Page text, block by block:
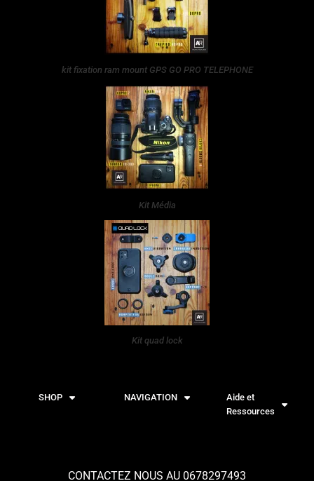
kit fixation ram mount GPS GO PRO TELEPHONE
Kit Média
Kit quad lock
SHOP NAVIGATION
Aide et
Ressources
CONTACTEZ NOUS AU 0678297493